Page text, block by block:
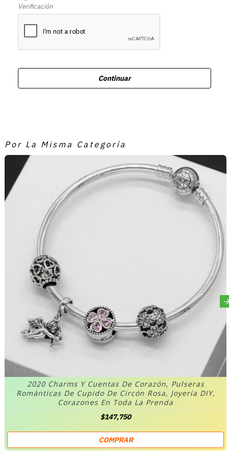
Verificación
Continuar
Por La Misma Categoría
2020 Charms Y Cuentas De Corazón, Pulseras
Románticas De Cupido De Circón Rosa, Joyería DIY,
Corazones En Toda La Prenda
$147,750
COMPRAR